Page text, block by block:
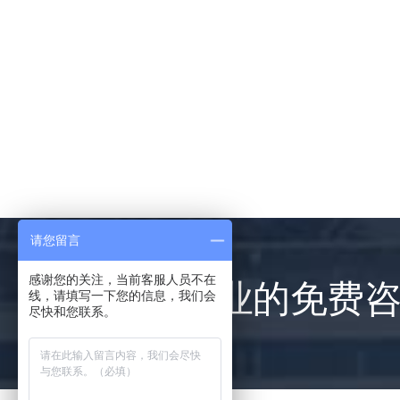
提供专业的免费
请您留言
感谢您的关注，当前客服人员不在
线，请填写一下您的信息，我们会
尽快和您联系。